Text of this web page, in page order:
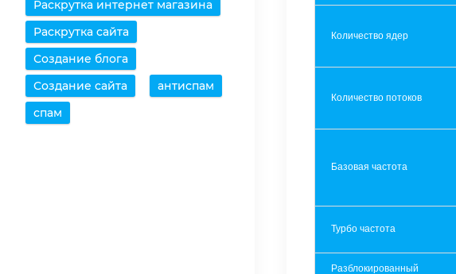
Раскрутка интернет магазина
Раскрутка сайта
Создание блога
Создание сайта
антиспам
спам
Количество ядер
Количество потоков
Базовая частота
Турбо частота
Разблокированный